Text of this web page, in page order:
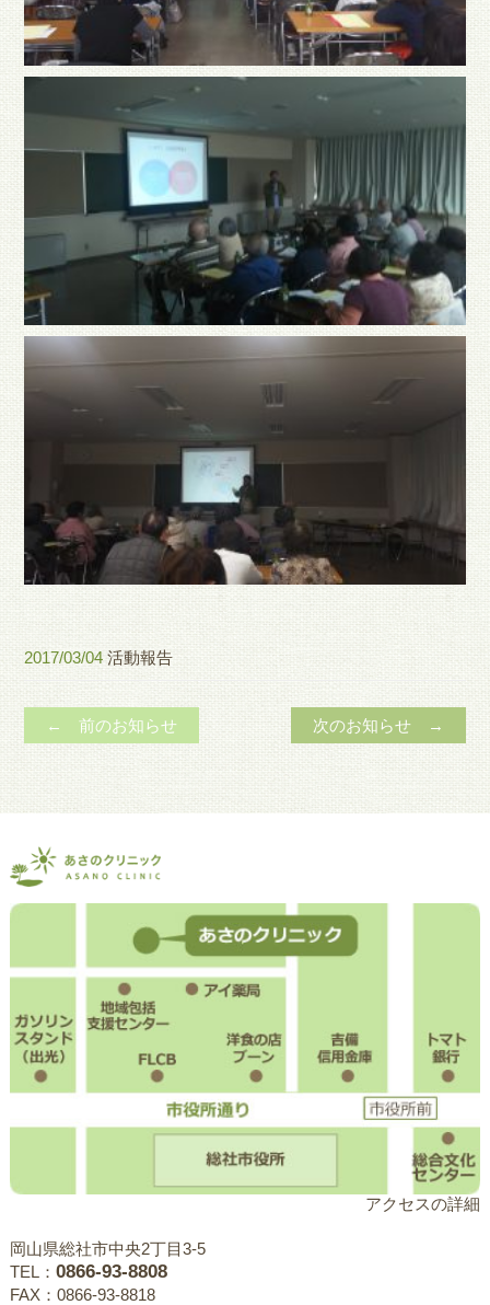
2017/03/04活動報告
← 前のお知らせ 次のお知らせ →
アクセスの詳細
岡山県総社市中央2丁目3-5
TEL： 0866-93-8808
FAX：0866-93-8818